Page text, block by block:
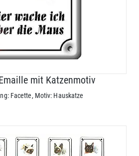
mit Katzenmotiv
Facette, Motiv: Hauskatze